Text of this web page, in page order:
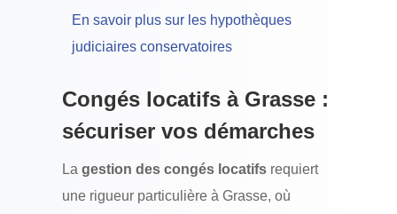
En savoir plus sur les hypothèques
judiciaires conservatoires
Congés locatifs à Grasse :
sécuriser vos démarches
La gestion des congés locatifsrequiert
une rigueur particulière à Grasse, où